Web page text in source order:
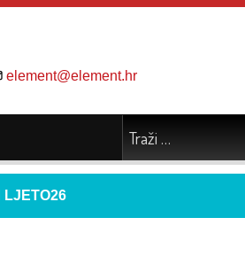
element@element.hr
LJETO26